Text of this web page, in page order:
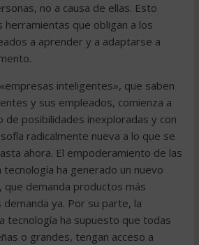
no a causa de ellas. Esto
herramientas que obligan a los
a aprender y a adaptarse a
inteligentes», que saben
y sus empleados, comienza a
de posibilidades inexploradas y con
radicalmente nueva a lo que se
ahora. El empoderamiento de las
tecnología ha generado un nuevo
demanda productos más
demanda ya. Por su parte, la
tecnología ha supuesto que todas
o grandes, tengan acceso a